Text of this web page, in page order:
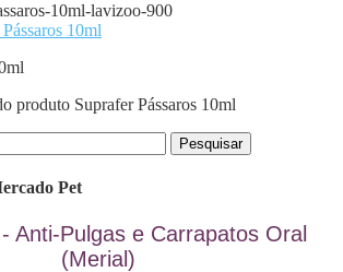
10ml-lavizoo-900
produto Suprafer Pássaros 10ml
Pet
Anti-Pulgas e Carrapatos Oral
(Merial)